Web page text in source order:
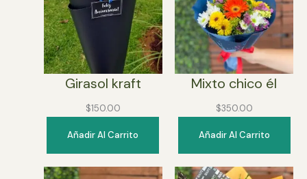
Girasol kraft
$150.00
Añadir Al Carrito
Mixto chico él
$350.00
Añadir Al Carrito